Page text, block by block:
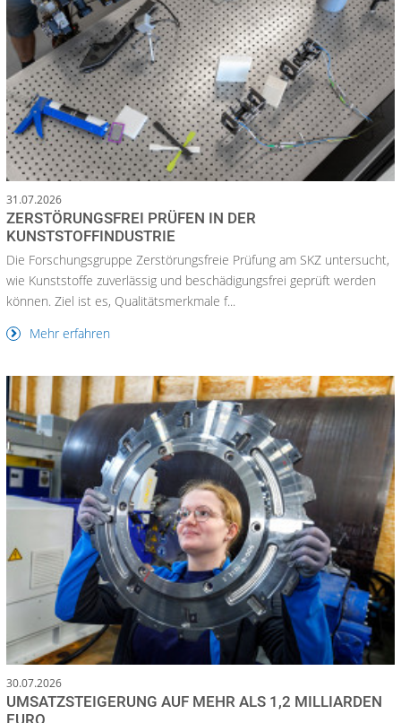
31.07.2026
ZERSTÖRUNGSFREI PRÜFEN IN DER
KUNSTSTOFFINDUSTRIE
Die Forschungsgruppe Zerstörungsfreie Prüfung am SKZ untersucht,
wie Kunststoffe zuverlässig und beschädigungsfrei geprüft werden
können. Ziel ist es, Qualitätsmerkmale f...
Mehr erfahren
30.07.2026
UMSATZSTEIGERUNG AUF MEHR ALS 1,2 MILLIARDEN
EURO